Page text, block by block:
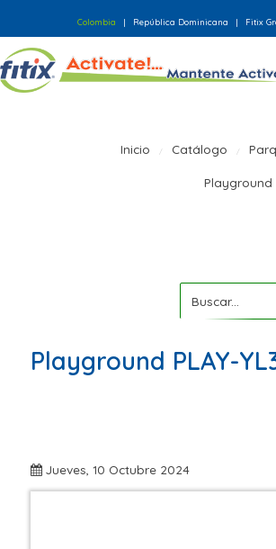
Colombia | República Dominicana | Fitix
Inicio Catálogo
Playground
Playground PLAY-
Jueves, 10 Octubre 2024